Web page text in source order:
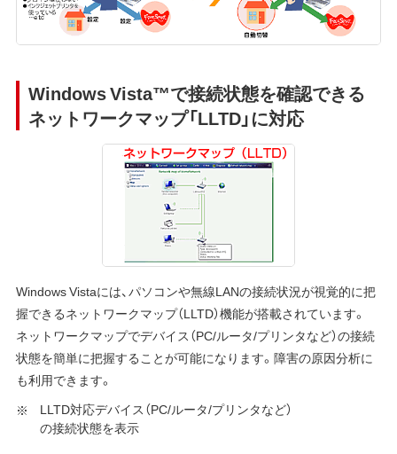
Windows Vista™で接続状態を確認できる
ネットワークマップ「LLTD」に対応
Windows Vistaには、パソコンや無線LANの接続状況が視覚的に把
握できるネットワークマップ（LLTD）機能が搭載されています。
ネットワークマップでデバイス（PC/ルータ/プリンタなど）の接続
状態を簡単に把握することが可能になります。障害の原因分析に
も利用できます。
LLTD対応デバイス（PC/ルータ/プリンタなど）
の接続状態を表示